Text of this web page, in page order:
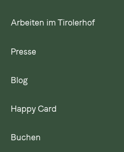
Arbeiten im Tirolerhof
Presse
Blog
Happy Card
Buchen